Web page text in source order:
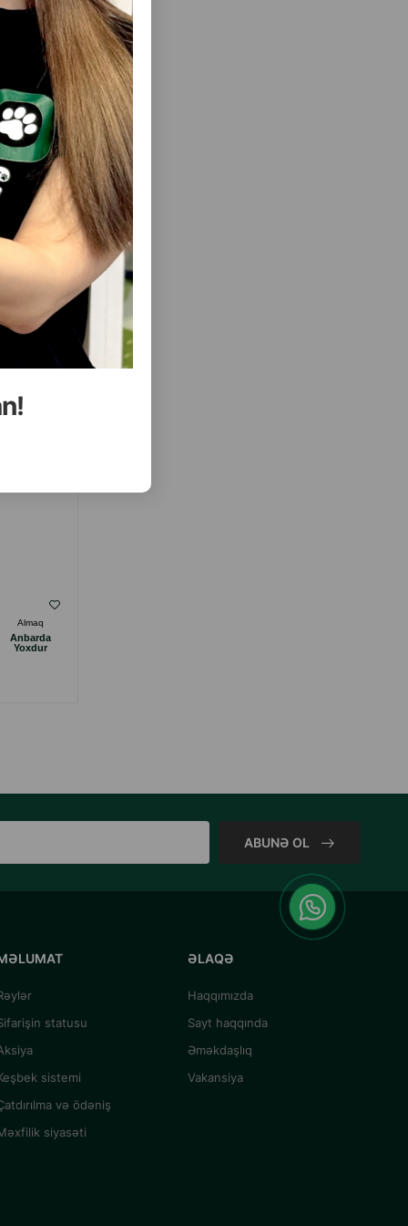
Gör
Gör
Almaq
Anbarda
Yoxdur
KASA TRIXIE KERAMIK. RƏNG: AĞ-BOZ.
ABUNƏ OL
statusu
sistemi
və ödəniş
siyasəti
ƏLAQƏ
Haqqımızda
Sayt haqqında
Əməkdaşlıq
Vakansiya